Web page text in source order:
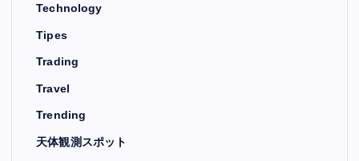
Technology
Tipes
Trading
Travel
Trending
天体観測スポット